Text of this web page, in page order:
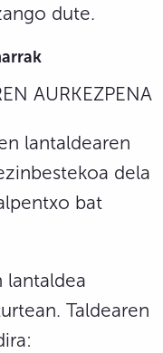
dute.
AURKEZPENA
lantaldearen
dela
bat
lantaldea
Taldearen